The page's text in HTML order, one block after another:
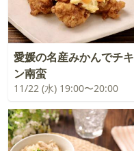
愛媛の名産みかんでチキ
ン南蛮
11/22 (水) 19:00〜20:00